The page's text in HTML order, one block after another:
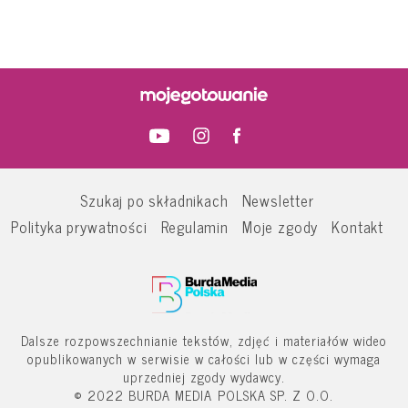
Szukaj po składnikach
Newsletter
Polityka prywatności
Regulamin Moje zgody Kontakt
Dalsze rozpowszechnianie tekstów, zdjęć i materiałów wideo
opublikowanych w serwisie w całości lub w części wymaga
uprzedniej zgody wydawcy.
© 2022 BURDA MEDIA POLSKA SP. Z O.O.